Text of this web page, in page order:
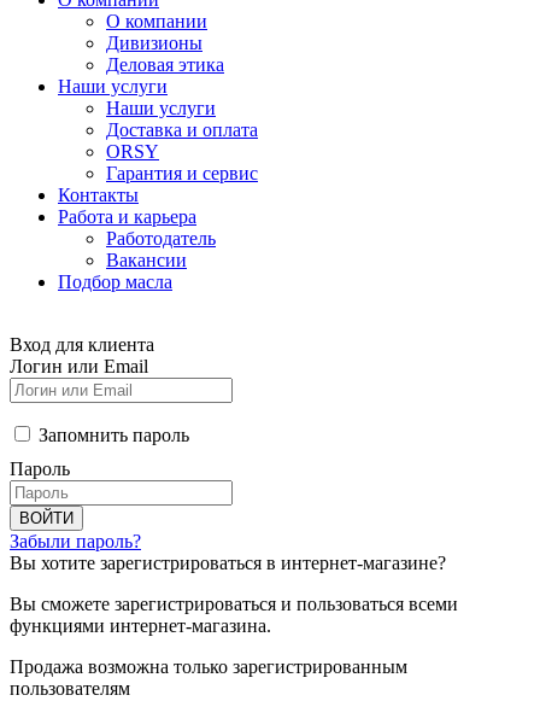
О компании
Дивизионы
Деловая этика
Наши услуги
Наши услуги
Доставка и оплата
ORSY
Гарантия и сервис
Контакты
Работа и карьера
Работодатель
Вакансии
Подбор масла
Вход для клиента
Логин или Email
Запомнить пароль
Пароль
ВОЙТИ
Забыли пароль?
Вы хотите зарегистрироваться в интернет-магазине?
Вы сможете зарегистрироваться и пользоваться всеми
функциями интернет-магазина.
Продажа возможна только зарегистрированным
пользователям